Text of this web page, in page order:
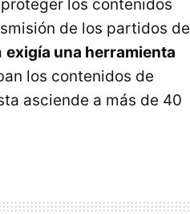
los contenidos
de los partidos de
exigía una herramienta
los contenidos de
asciende a más de 40